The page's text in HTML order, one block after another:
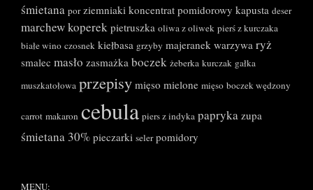
śmietana por ziemniaki koncentrat pomidorowy kapusta deser
marchewkoperek pietruszka oliwa z oliwek pierś z kurczaka
białe wino czosnek kiełbasa grzyby majeranek warzywa ryż
smalec masło zasmażka boczek żeberka kurczak gałka
muszkatołowa przepisy mięso mielone mięso boczek wędzony
carrot makaron cebula piers z indyka papryka zupa
śmietana 30% pieczarki seler pomidory
MENU: